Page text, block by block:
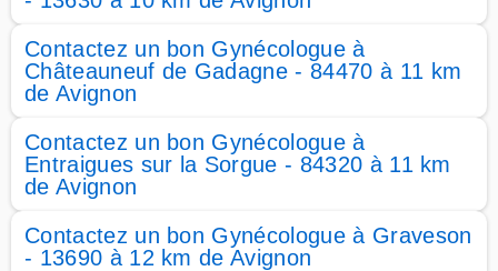
Contactez un bon Gynécologue à
Châteauneuf de Gadagne - 84470 à 11 km
de Avignon
Contactez un bon Gynécologue à
Entraigues sur la Sorgue - 84320 à 11 km
de Avignon
Contactez un bon Gynécologue à Graveson
- 13690 à 12 km de Avignon